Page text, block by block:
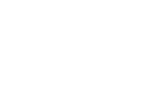
Nur so können wirklich
ebenfalls Anbieter, welche
Sofortüberweisung innerhalb
die Kreditlaufzeiten achten, die